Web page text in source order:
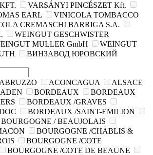
VARSÁNYI PINCÉSZET Kft.
EARL
VINICOLA TOMBACCO
CREMASCHI BARRIGA S.A.
WEINGUT GESCHWISTER
MULLER GmbH
WEINGUT
ВИНЗАВОД ЮРОВСКИЙ
ABRUZZO ACONCAGUA
ALSACE
BORDEAUX
BORDEAUX
BORDEAUX /GRAVES
BORDEAUX /SAINT-EMILION
BOURGOGNE / BEAUJOLAIS
BOURGOGNE /CHABLIS &
BOURGOGNE /COTE
BOURGOGNE /COTE DE BEAUNE